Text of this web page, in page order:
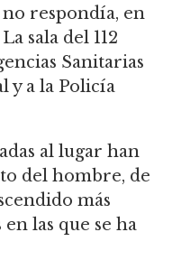
respondía, en
sala del 112
Sanitarias
y a la Policía
al lugar han
del hombre, de
más
las que se ha